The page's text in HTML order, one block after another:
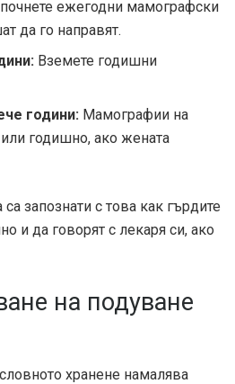
ежегодни мамографски
да го направят.
Вземете годишни
години: Мамографии на
годишно, ако жената
запознати с това как гърдите
и да говорят с лекаря си, ако
на подуване
хранене намалява